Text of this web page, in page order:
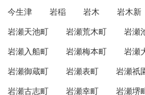
今生津
岩稲 岩木 岩木新
岩瀬天池町
岩瀬荒木町
岩瀬
岩瀬入船町
岩瀬梅本町
岩瀬
岩瀬御蔵町
岩瀬表町
岩瀬祇
岩瀬古志町
岩瀬幸町 岩瀬堺